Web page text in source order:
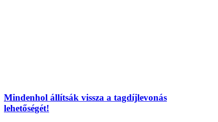
Mindenhol állítsák vissza a tagdíjlevonás
lehetőségét!